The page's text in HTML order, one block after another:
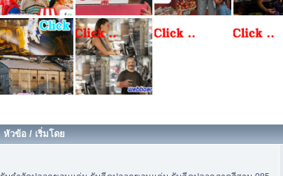
หัวข้อ / เริ่มโดย